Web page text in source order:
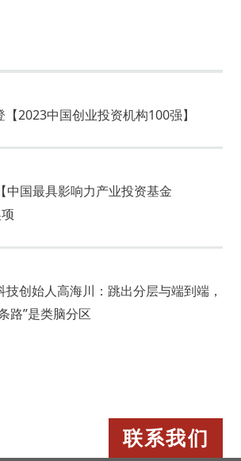
2023中国创业投资机构100强】
中国最具影响力产业投资基金
创始人高海川：跳出分层与端到端，
路”是类脑分区
联系我们